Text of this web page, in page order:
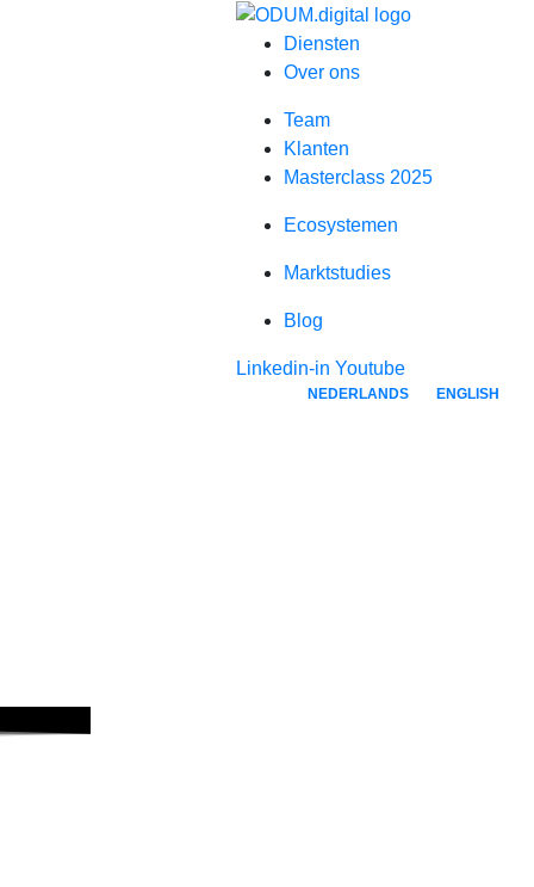
Diensten
Over ons
Team
Klanten
Masterclass 2025
Ecosystemen
Marktstudies
Blog
Linkedin-in Youtube
NEDERLANDS ENGLISH